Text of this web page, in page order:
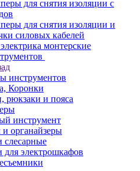
для снятия изоляции с
для снятия изоляции и
силовых кабелей
монтерские
инструментов
Коронки
рюкзаки и пояса
инструмент
органайзеры
электрошкафов